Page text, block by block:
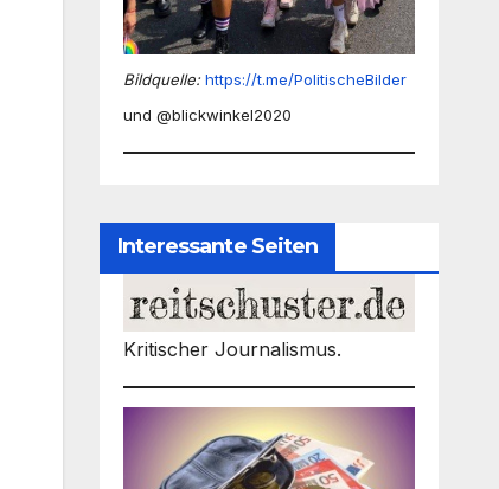
Bildquelle: https://t.me/PolitischeBilder
und @blickwinkel2020
Interessante Seiten
Kritischer Journalismus.